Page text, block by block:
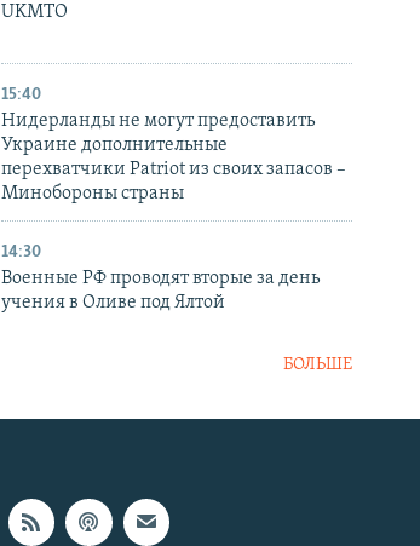
UKMTO
15:40
Нидерланды не могут предоставить
Украине дополнительные
перехватчики Patriot из своих запасов –
Минобороны страны
14:30
Военные РФ проводят вторые за день
учения в Оливе под Ялтой
БОЛЬШЕ